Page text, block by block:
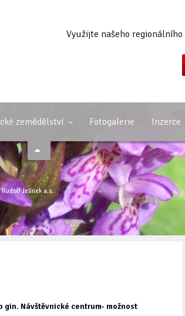
Využijte našeho
zemědělství Fotogalerie Inzerce
Rudolf Jelínek a.s.
Návštěvnické centrum- možnost